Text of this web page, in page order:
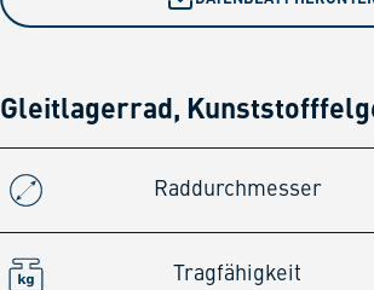
Gleitlagerrad,
Raddurchmesser
Tragfähigkeit